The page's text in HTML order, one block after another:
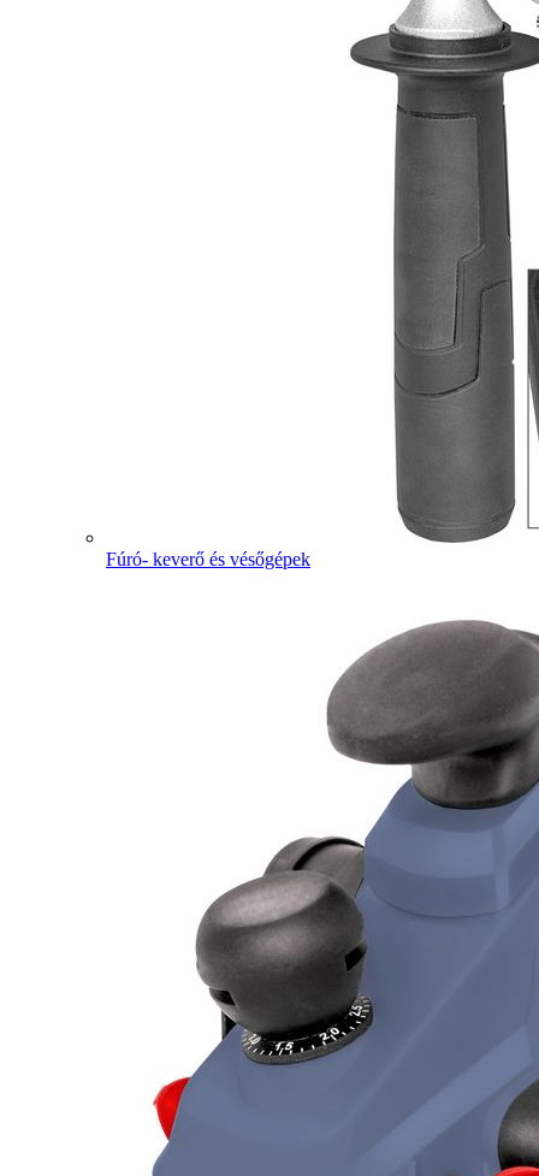
Fúró- keverő és vésőgépek